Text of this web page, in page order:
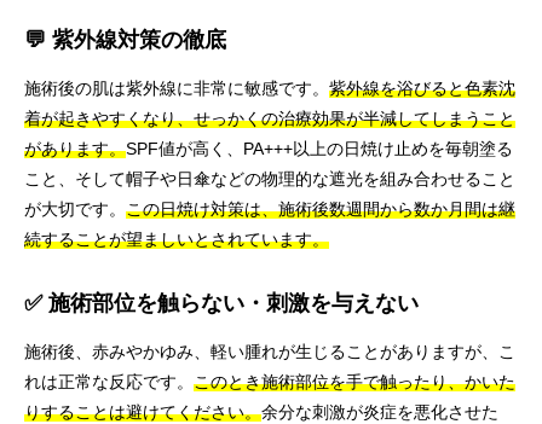
💬 紫外線対策の徹底
施術後の肌は紫外線に非常に敏感です。 紫外線を浴びると色素沈
着が起きやすくなり、せっかくの治療効果が半減してしまうこと
があります。SPF値が高く、PA+++以上の日焼け止めを毎朝塗る
こと、そして帽子や日傘などの物理的な遮光を組み合わせること
が大切です。 この日焼け対策は、施術後数週間から数か月間は継
続することが望ましいとされています。
✅ 施術部位を触らない・刺激を与えない
施術後、赤みやかゆみ、軽い腫れが生じることがありますが、こ
れは正常な反応です。 このとき施術部位を手で触ったり、かいた
りすることは避けてください。余分な刺激が炎症を悪化させた